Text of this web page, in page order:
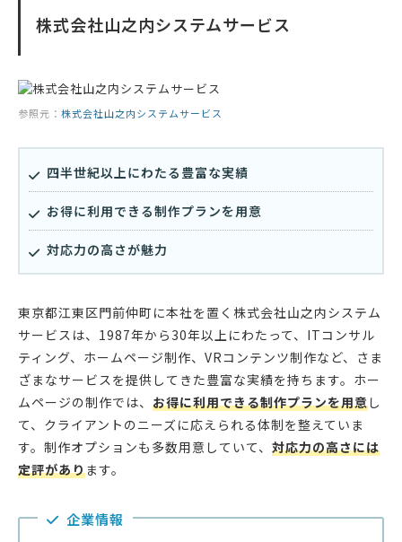
株式会社山之内システムサービス
参照元： 株式会社山之内システムサービス
四半世紀以上にわたる豊富な実績
お得に利用できる制作プランを用意
対応力の高さが魅力
東京都江東区門前仲町に本社を置く株式会社山之内システム
サービスは、1987年から30年以上にわたって、ITコンサル
ティング、ホームページ制作、VRコンテンツ制作など、さま
ざまなサービスを提供してきた豊富な実績を持ちます。ホー
ムページの制作では、 お得に利用できる制作プランを用意し
て、クライアントのニーズに応えられる体制を整えていま
す。制作オプションも多数用意していて、 対応力の高さには
定評があります。
企業情報